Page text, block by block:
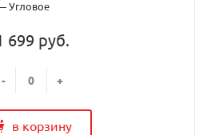
Угловое
699 руб.
- +
в корзину